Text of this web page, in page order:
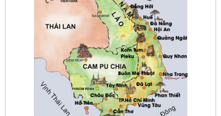
HÀ NỘI - HONG KONG - HÀ NỘI BAY VIETNAM
AIRLINES
Chương trình tham khảo
HÀ NỘI – HONGKONG – HÀ NỘI BAY CATHAY
PACIFIC
Chương trình tham khảo
NHẬT BẢN HOA ANH ĐÀO 2026